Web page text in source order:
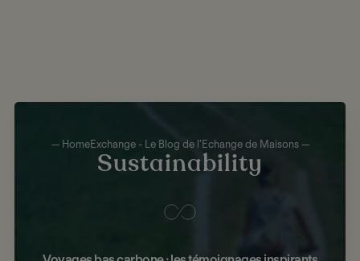
— HomeExchange - Le Blog de l'Echange de Maisons —
Sustainability